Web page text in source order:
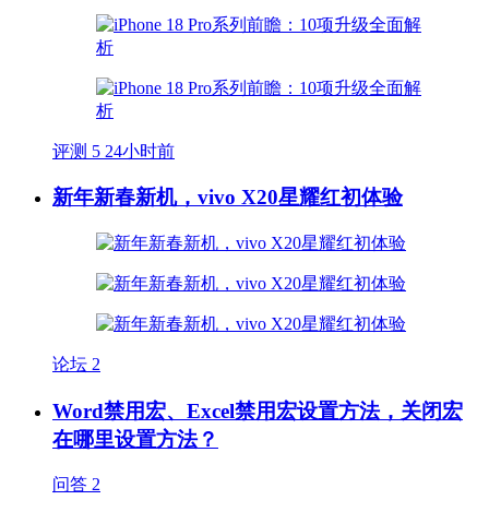
评测 5 24小时前
新年新春新机，vivo X20星耀红初体验
论坛 2
Word禁用宏、Excel禁用宏设置方法，关闭宏
在哪里设置方法？
问答 2